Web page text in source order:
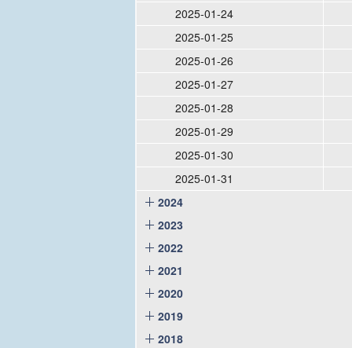
2025-01-24
2025-01-25
2025-01-26
2025-01-27
2025-01-28
2025-01-29
2025-01-30
2025-01-31
2024
2023
2022
2021
2020
2019
2018